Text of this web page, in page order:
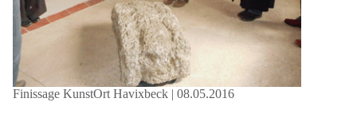
Finissage KunstOrt Havixbeck | 08.05.2016